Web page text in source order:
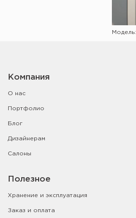
Модель:
Показать ещё
Компания
О нас
Портфолио
Блог
Дизайнерам
Салоны
Полезное
Хранение и эксплуатация
Заказ и оплата